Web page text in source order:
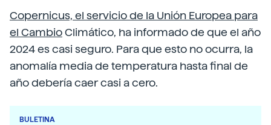
Copernicus, el servicio de la Unión Europea para
el CambioClimático, ha informado de que el año
2024 es casi seguro. Para que esto no ocurra, la
anomalía media de temperatura hasta final de
año debería caer casi a cero.
BULETINA